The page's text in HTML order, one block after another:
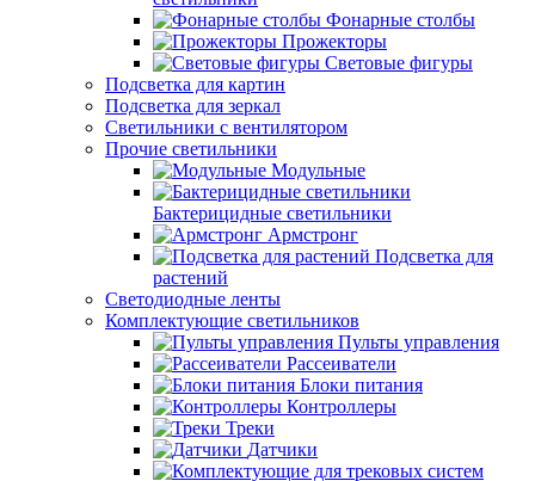
Фонарные столбы
Прожекторы
Световые фигуры
Подсветка для картин
Подсветка для зеркал
Светильники с вентилятором
Прочие светильники
Модульные
Бактерицидные светильники
Армстронг
Подсветка для
растений
Светодиодные ленты
Комплектующие светильников
Пульты управления
Рассеиватели
Блоки питания
Контроллеры
Треки
Датчики